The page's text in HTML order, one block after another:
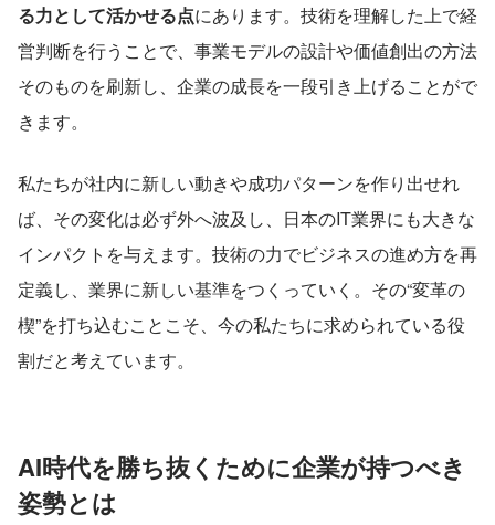
る力として活かせる点にあります。技術を理解した上で経
営判断を行うことで、事業モデルの設計や価値創出の方法
そのものを刷新し、企業の成長を一段引き上げることがで
きます。
私たちが社内に新しい動きや成功パターンを作り出せれ
ば、その変化は必ず外へ波及し、日本のIT業界にも大きな
インパクトを与えます。技術の力でビジネスの進め方を再
定義し、業界に新しい基準をつくっていく。その“変革の
楔”を打ち込むことこそ、今の私たちに求められている役
割だと考えています。
AI時代を勝ち抜くために企業が持つべき
姿勢とは